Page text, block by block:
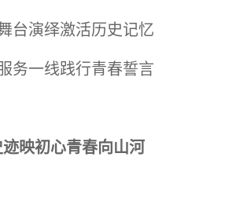
台演绎激活历史记忆
务一线践行青春誓言
迹映初心青春向山河